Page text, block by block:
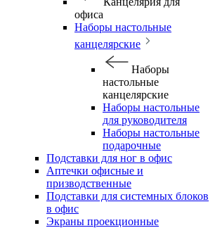
офиса
Наборы настольные
канцелярские
Наборы
настольные
канцелярские
Наборы настольные
для руководителя
Наборы настольные
подарочные
Подставки для ног в офис
Аптечки офисные и
призводственные
Подставки для системных блоков
в офис
Экраны проекционные